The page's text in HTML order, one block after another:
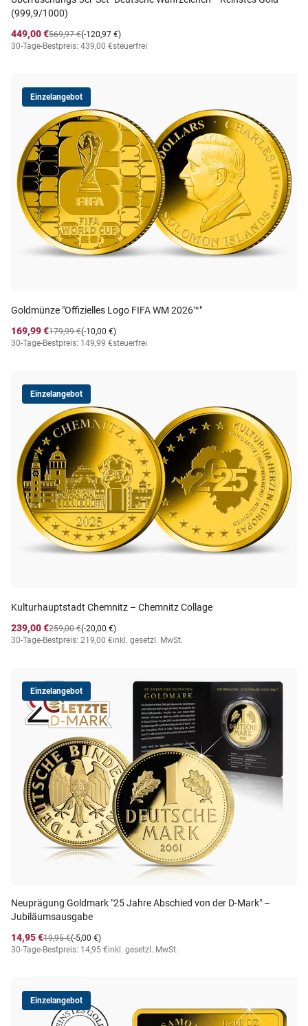
(999,9/1000)
449,00 €
(-120,97 €)
569,97 €
30-Tage-Bestpreis: 439,00 €steuerfrei
Einzelangebot
Goldmünze "Offizielles Logo FIFA WM 2026™"
169,99 €
(-10,00 €)
179,99 €
30-Tage-Bestpreis: 149,99 €steuerfrei
Einzelangebot
Kulturhauptstadt Chemnitz – Chemnitz Collage
239,00 €
(-20,00 €)
259,00 €
30-Tage-Bestpreis: 219,00 €inkl. gesetzl. MwSt.
Einzelangebot
Neuprägung Goldmark "25 Jahre Abschied von der D-Mark" –
Jubiläumsausgabe
14,95 €
(-5,00 €)
19,95 €
30-Tage-Bestpreis: 14,95 €inkl. gesetzl. MwSt.
Einzelangebot